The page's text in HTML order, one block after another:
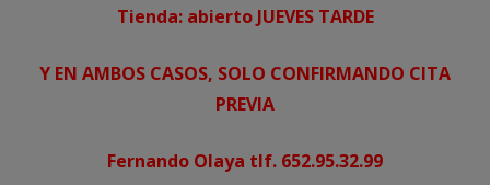
Tienda: abierto JUEVES TARDE
Y EN AMBOS CASOS, SOLO CONFIRMANDO CITA
PREVIA
Fernando Olaya tlf. 652.95.32.99